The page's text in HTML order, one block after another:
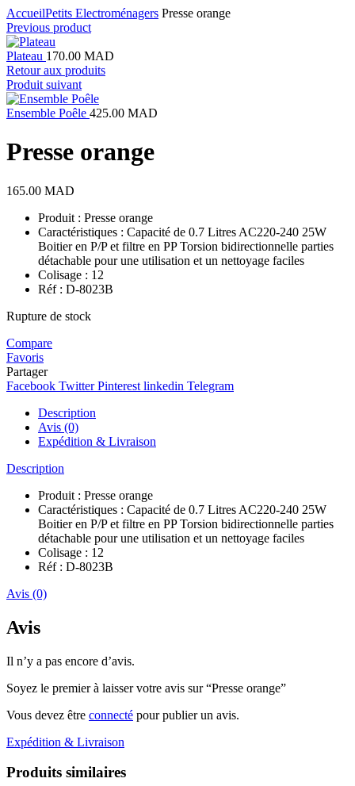
AccueilPetits Electroménagers Presse orange
Previous product
Plateau 170.00 MAD
Retour aux produits
Produit suivant
Ensemble Poêle 425.00 MAD
Presse orange
165.00 MAD
Produit : Presse orange
Caractéristiques : Capacité de 0.7 Litres AC220-240 25W
Boitier en P/P et filtre en PP Torsion bidirectionnelle parties
détachable pour une utilisation et un nettoyage faciles
Colisage : 12
Réf : D-8023B
Rupture de stock
Compare
Favoris
Partager
Facebook Twitter Pinterest linkedin Telegram
Description
Avis (0)
Expédition & Livraison
Description
Produit : Presse orange
Caractéristiques : Capacité de 0.7 Litres AC220-240 25W
Boitier en P/P et filtre en PP Torsion bidirectionnelle parties
détachable pour une utilisation et un nettoyage faciles
Colisage : 12
Réf : D-8023B
Avis (0)
Avis
Il n’y a pas encore d’avis.
Soyez le premier à laisser votre avis sur “Presse orange”
Vous devez être connecté pour publier un avis.
Expédition & Livraison
Produits similaires